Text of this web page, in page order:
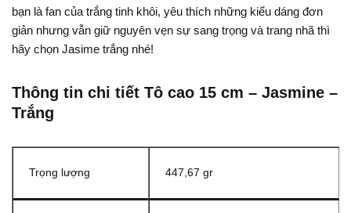
bạn là fan của trắng tinh khôi, yêu thích những kiểu dáng đơn
giản nhưng vẫn giữ nguyên vẹn sự sang trọng và trang nhã thì
hãy chọn Jasime trắng nhé!
Thông tin chi tiết Tô cao 15 cm – Jasmine –
Trắng
Trọng lượng 447,67 gr